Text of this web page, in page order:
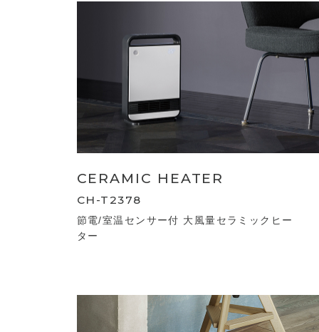
CERAMIC HEATER
CH-T2378
節電/室温センサー付 大風量セラミックヒー
ター